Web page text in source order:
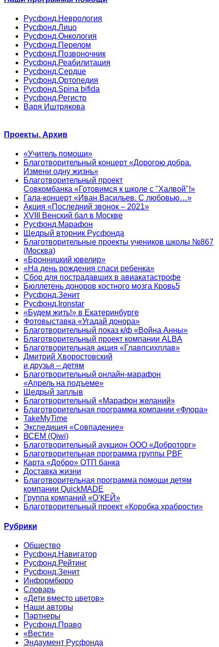
Русфонд.Неврология
Русфонд.Лицо
Русфонд.Онкология
Русфонд.Перелом
Русфонд.Позвоночник
Русфонд.Реабилитация
Русфонд.Сердце
Русфонд.Ортопедия
Русфонд.Spina bifida
Русфонд.Регистр
Варя Иштрякова
Проекты. Архив
«Учитель помощи»
Благотворительный концерт «Дорогою добра.
Измени одну жизнь»
Благотворительный проект
Совкомбанка «Готовимся к школе с "Халвой"!»
Гала-концерт «Иван Васильев. С любовью…»
Акция «Последний звонок – 2021»
XVIII Венский бал в Москве
Русфонд.Марафон
Щедрый вторник Русфонда
Благотворительные проекты учеников школы №867
(Москва)
«Бронницкий ювелир»
«На день рождения спаси ребенка»
Сбор для пострадавших в авиакатастрофе
Бюллетень доноров костного мозга Кровь5
Русфонд.Зенит
Русфонд.Ironstar
«Будем жить!» в Екатеринбурге
Фотовыставка «Угадай донора»
Благотворительный показ к/ф «Война Анны»
Благотворительный проект компании ALBA
Благотворительная акция «Главпсихплав»
Дмитрий Хворостовский
и друзья – детям
Благотворительный онлайн‑марафон
«Апрель на подъеме»
Щедрый заплыв
Благотворительный «Марафон желаний»
Благотворительная программа компании «Флора»
TakeMyTime
Экспедиция «Совпадение»
ВСЕМ (Qiwi)
Благотворительный аукцион ООО «Доброторг»
Благотворительная программа группы PBF
Карта «Добро» ОТП банка
Доставка жизни
Благотворительная программа помощи детям
компании QuickMADE
Группа компаний «О’КЕЙ»
Благотворительный проект «Коробка храбрости»
Рубрики
Общество
Русфонд.Навигатор
Русфонд.Рейтинг
Русфонд.Зенит
Информбюро
Словарь
«Дети вместо цветов»
Наши авторы
Партнеры
Русфонд.Право
«Вести»
Эндаумент Русфонда